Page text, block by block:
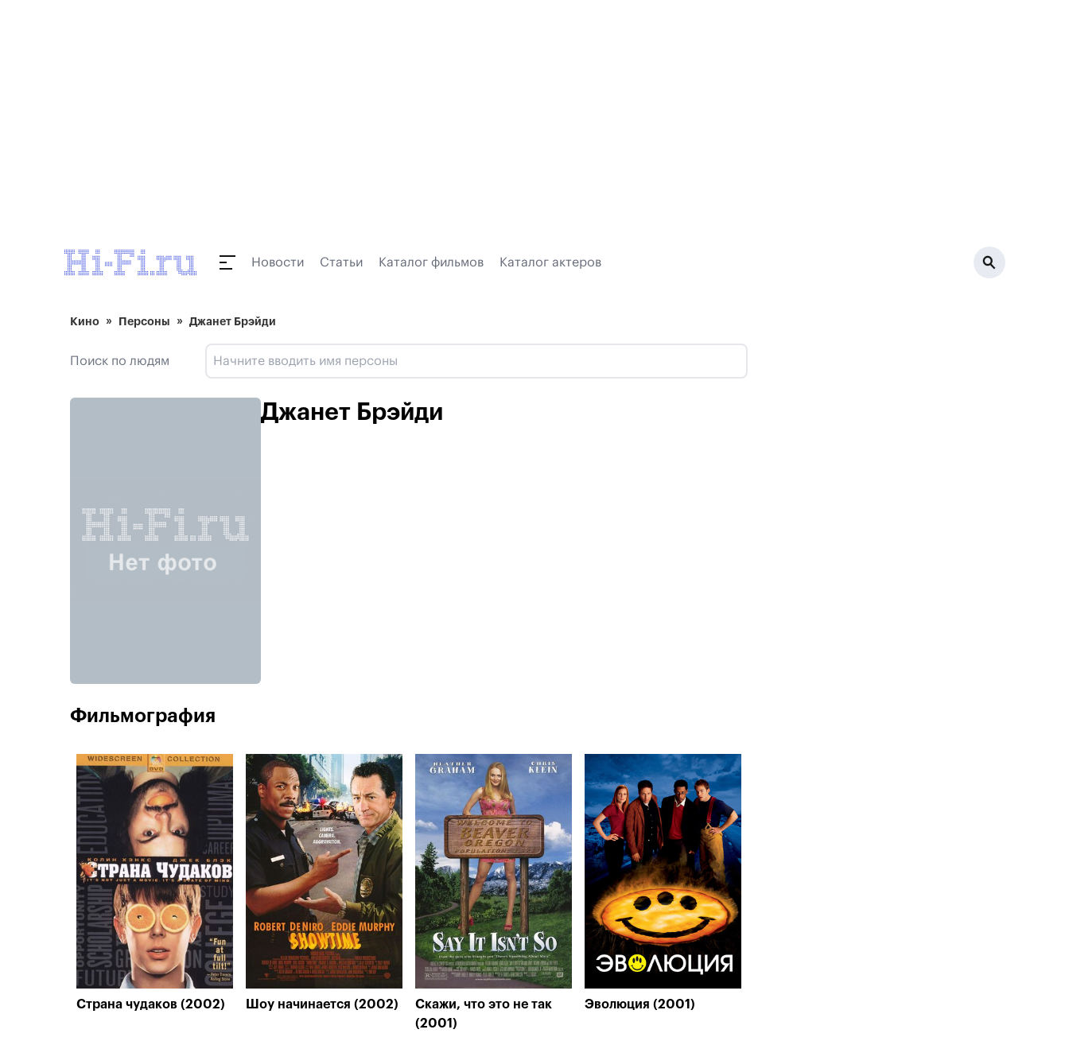
Новости Статьи Каталог фильмов Каталог актеров
Кино Персоны Джанет Брэйди
Поиск по людям
Джанет Брэйди
Фильмография
Страна чудаков (2002) Шоу начинается (2002)
Скажи, что это не так
(2001)
Эволюция (2001)